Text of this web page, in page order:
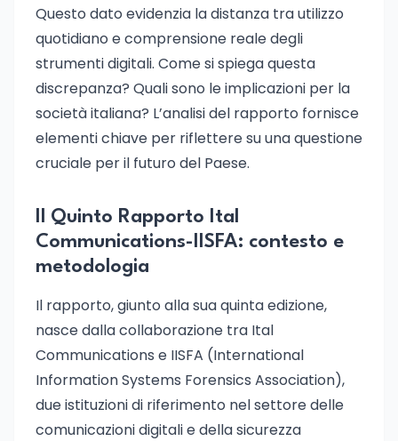
Questo dato evidenzia la distanza tra utilizzo
quotidiano e comprensione reale degli
strumenti digitali. Come si spiega questa
discrepanza? Quali sono le implicazioni per la
società italiana? L’analisi del rapporto fornisce
elementi chiave per riflettere su una questione
cruciale per il futuro del Paese.
Il Quinto Rapporto Ital
Communications-IISFA: contesto e
metodologia
Il rapporto, giunto alla sua quinta edizione,
nasce dalla collaborazione tra Ital
Communications e IISFA (International
Information Systems Forensics Association),
due istituzioni di riferimento nel settore delle
comunicazioni digitali e della sicurezza